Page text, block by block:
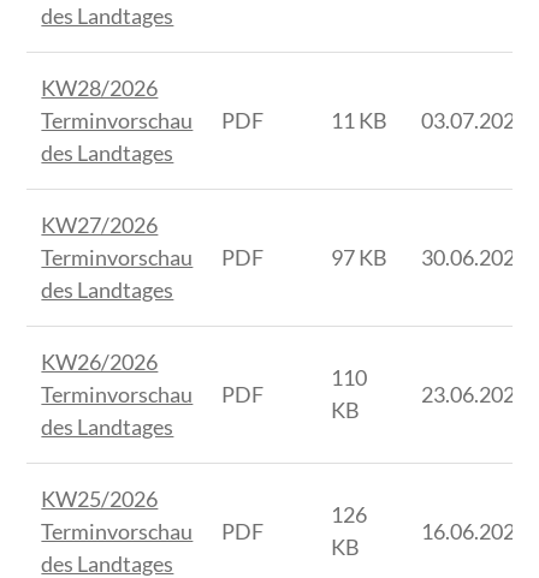
des Landtages
KW28/2026
Terminvorschau
des Landtages
PDF 11 KB 03.07.2026
KW27/2026
Terminvorschau
des Landtages
PDF 97 KB 30.06.2026
KW26/2026
Terminvorschau
des Landtages
PDF
110
KB
23.06.2026
KW25/2026
Terminvorschau
des Landtages
PDF
126
KB
16.06.2026